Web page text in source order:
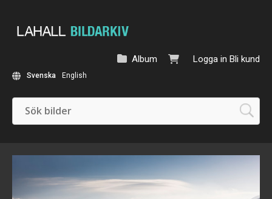
Logga in Bli kund
Album
Svenska English